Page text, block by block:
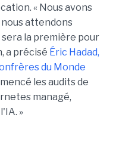
« Nous avons
nous attendons
la première pour
a précisé Éric Hadad,
du Monde
les audits de
managé,
»